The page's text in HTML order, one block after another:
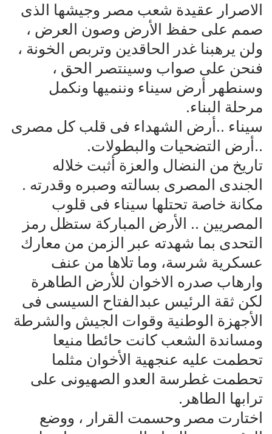
الاصرار عقيدة شعب مصر وجيشها الذى
صمم على حفظ الأرض وصون العرض ،
ولن يرهبنا غدر الحاقدين وتربص الخونة ،
فنحن على صواب وسينتصر الحق ،
وسنطهر أرض سيناء وننميها ونكمل
مرحلة البناء.
سيناء ..أرض الشهداء فى قلب كل مصرى
..أرض التضحيات والبطولات.
تاريخ من النضال والعزة أثبت خلاله
الجندى المصرى بسالته وصبره وقدرته .
مكانة خاصة تحتلها سيناء فى قلوب
المصريين .. الأرض المباركة ستظل رمز
التحدى بما شهدته عبر الزمن من معارك
عسكرية شرسة، وما تلاها من عنف
وارهاب صدره الاخوان للأرض الطاهرة
لكن ثقة الرئيس عبدالفتاح السيسى فى
الأجهزة الوطنية وقوات الجيش والشرطة
ومساندة الشعب كانت حائطا منيعا
تحطمت عليه عنجهية الأخوان مثلما
تحطمت غطرسة العدو الصهيونى على
ترابها الطاهر.
اختارت مصر وحسمت القرار ، ووضع